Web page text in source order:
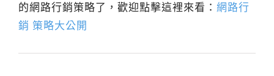
的網路行銷策略了，歡迎點擊這裡來看： 網路行
銷 策略大公開